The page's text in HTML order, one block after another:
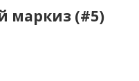
маркиз (#5)